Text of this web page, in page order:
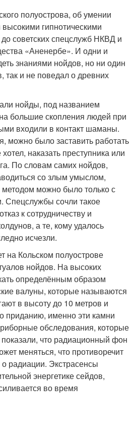
полуострова, об умении
гипнотическими
советских спецслужб НКВД и
«Аненербе». И одни и
знаниями нойдов, но ни один
и не поведал о древних
нойды, под названием
большие скопления людей при
входили в контакт шаманы.
можно было заставить работать
хотел, наказать преступника или
По словам самих нойдов,
со злым умыслом,
методом можно было только с
сочли такое
к сотрудничеству и
а те, кому удалось
исчезли.
на Кольском полуострове
нойдов. На высоких
определённым образом
валуны, которые называются
в высоту до 10 метров и
приданию, именно эти камни
обследования, которые
что радиационный фон
меняться, что противоречит
радиации. Экстрасенсы
энергетике сейдов,
во время